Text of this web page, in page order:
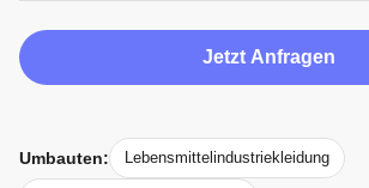
Jetzt Anfragen
Umbauten: Lebensmittelindustriekleidung